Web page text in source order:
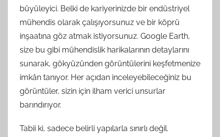
büyüleyici. Belki de kariyerinizde bir endüstriyel
mühendis olarak çalışıyorsunuz ve bir köprü
inşaatına göz atmak istiyorsunuz. Google Earth,
size bu gibi mühendislik harikalarının detaylarını
sunarak, gökyüzünden görüntülerini keşfetmenize
imkân tanıyor. Her açıdan inceleyebileceğiniz bu
görüntüler, sizin için ilham verici unsurlar
barındırıyor.
Tabii ki, sadece belirli yapılarla sınırlı değil.